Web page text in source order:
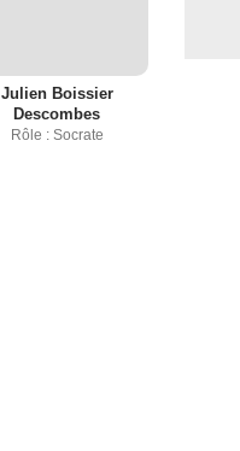
Julien Boissier
Descombes
Rôle : Socrate